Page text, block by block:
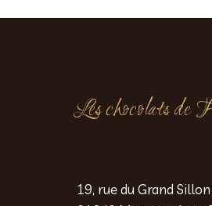
Les chocolats de
19, rue du Grand Sillon